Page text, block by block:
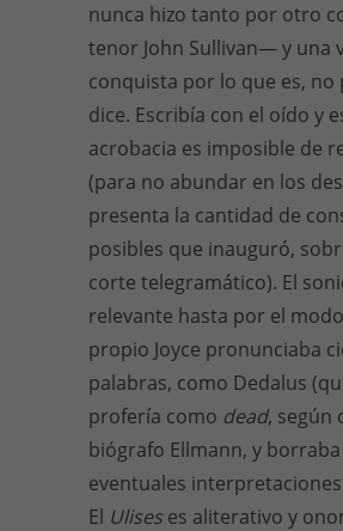
nunca hizo tanto por otro
tenor John Sullivan— y una
conquista por lo que es, no
dice. Escribía con el oído y
acrobacia es imposible de
(para no abundar en los
presenta la cantidad de
posibles que inauguró,
corte telegramático). El
relevante hasta por el
propio Joyce pronunciaba
palabras, como Dedalus
profería como dead, según
biógrafo Ellmann, y
eventuales
El Ulises es aliterativo y